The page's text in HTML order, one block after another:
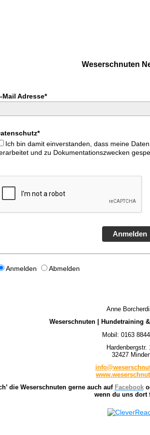
Weserschnuten
Mail Adresse*
Ich bin damit einverstanden, dass meine
und zu Dokumentationszwecken
Anmelden
Anmelden Abmelden
Anne
Weserschnuten | Hundetraining
Mobil: 0163
Hardenbergstr.
32427
die Weserschnuten gerne auch auf Facebook
wenn du uns dort